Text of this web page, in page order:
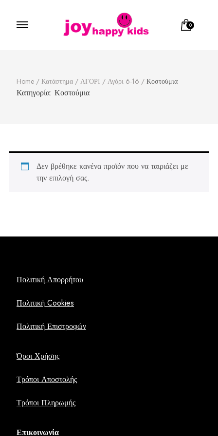
0
Home / Κατάστημα / ΑΓΟΡΙ / Αγόρι 6-16 / Κοστούμια
Κατηγορία: Κοστούμια
Δεν βρέθηκε κανένα προϊόν που να ταιριάζει με
την επιλογή σας.
Πολιτική Απορρήτου
Πολιτική Cookies
Πολιτική Επιστροφών
Όροι Χρήσης
Τρόποι Αποστολής
Τρόποι Πληρωμής
Επικοινωνία